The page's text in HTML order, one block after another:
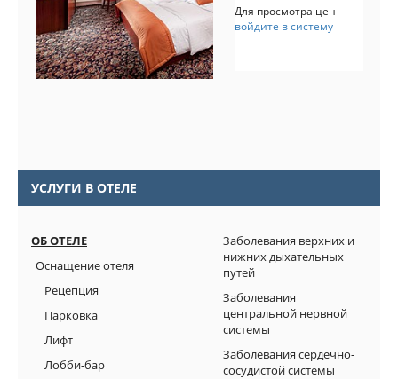
Для просмотра цен
войдите в систему
УСЛУГИ В ОТЕЛЕ
ОБ ОТЕЛЕ
Оснащение отеля
Рецепция
Парковка
Лифт
Лобби-бар
Заболевания верхних и
нижних дыхательных
путей
Заболевания
центральной нервной
системы
Заболевания сердечно-
сосудистой системы